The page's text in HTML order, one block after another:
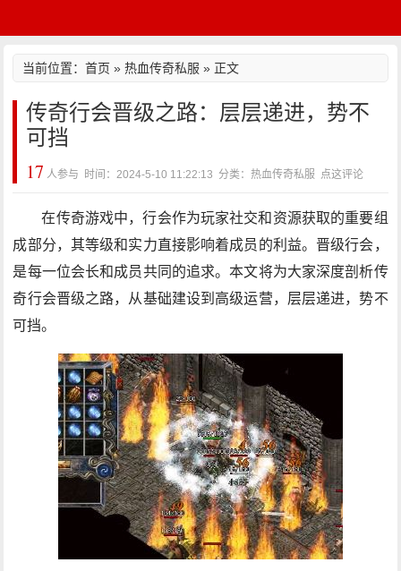
当前位置：首页 »热血传奇私服 » 正文
传奇行会晋级之路：层层递进，势不
可挡
17 人参与 时间：2024-5-10 11:22:13 分类：热血传奇私服 点这评论
在传奇游戏中，行会作为玩家社交和资源获取的重要组
成部分，其等级和实力直接影响着成员的利益。晋级行会，
是每一位会长和成员共同的追求。本文将为大家深度剖析传
奇行会晋级之路，从基础建设到高级运营，层层递进，势不
可挡。